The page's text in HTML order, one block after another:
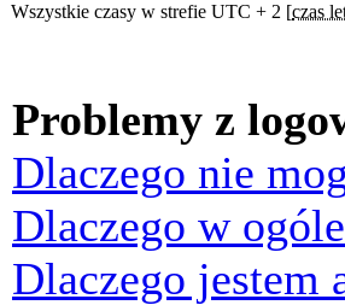
Wszystkie czasy w strefie UTC + 2 [czas
Problemy z
Dlaczego nie
Dlaczego w
Dlaczego jestem